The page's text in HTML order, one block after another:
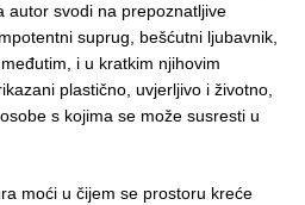
autor svodi na prepoznatljive
suprug, bešćutni ljubavnik,
i u kratkim njihovim
plastično, uvjerljivo i životno,
s kojima se može susresti u
moći u čijem se prostoru kreće